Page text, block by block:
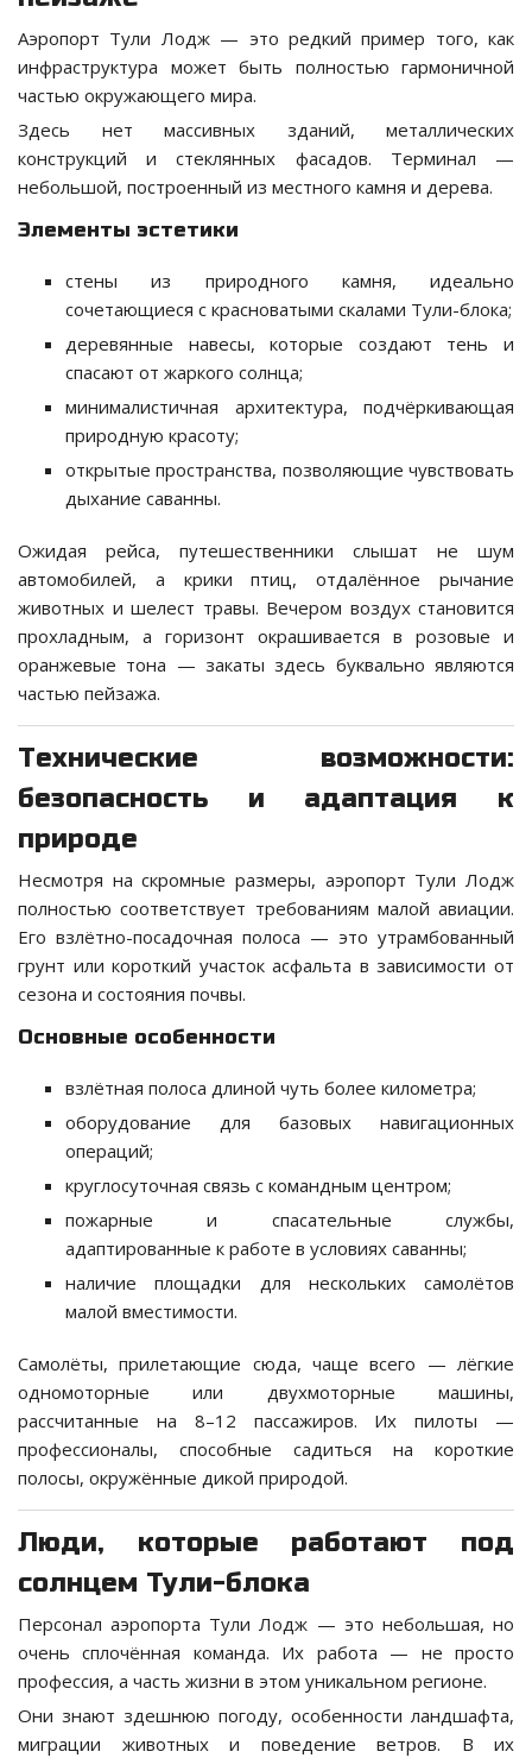
Аэропорт Тули Лодж — это редкий пример того, как
инфраструктура может быть полностью гармоничной
частью окружающего мира.
Здесь нет массивных зданий, металлических
конструкций и стеклянных фасадов. Терминал —
небольшой, построенный из местного камня и дерева.
Элементы эстетики
стены из природного камня, идеально
сочетающиеся с красноватыми скалами Тули-блока;
деревянные навесы, которые создают тень и
спасают от жаркого солнца;
минималистичная архитектура, подчёркивающая
природную красоту;
открытые пространства, позволяющие чувствовать
дыхание саванны.
Ожидая рейса, путешественники слышат не шум
автомобилей, а крики птиц, отдалённое рычание
животных и шелест травы. Вечером воздух становится
прохладным, а горизонт окрашивается в розовые и
оранжевые тона — закаты здесь буквально являются
частью пейзажа.
Технические возможности:
безопасность и адаптация к
природе
Несмотря на скромные размеры, аэропорт Тули Лодж
полностью соответствует требованиям малой авиации.
Его взлётно-посадочная полоса — это утрамбованный
грунт или короткий участок асфальта в зависимости от
сезона и состояния почвы.
Основные особенности
взлётная полоса длиной чуть более километра;
оборудование для базовых навигационных
операций;
круглосуточная связь с командным центром;
пожарные и спасательные службы,
адаптированные к работе в условиях саванны;
наличие площадки для нескольких самолётов
малой вместимости.
Самолёты, прилетающие сюда, чаще всего — лёгкие
одномоторные или двухмоторные машины,
рассчитанные на 8–12 пассажиров. Их пилоты —
профессионалы, способные садиться на короткие
полосы, окружённые дикой природой.
Люди, которые работают под
солнцем Тули-блока
Персонал аэропорта Тули Лодж — это небольшая, но
очень сплочённая команда. Их работа — не просто
профессия, а часть жизни в этом уникальном регионе.
Они знают здешнюю погоду, особенности ландшафта,
миграции животных и поведение ветров. В их